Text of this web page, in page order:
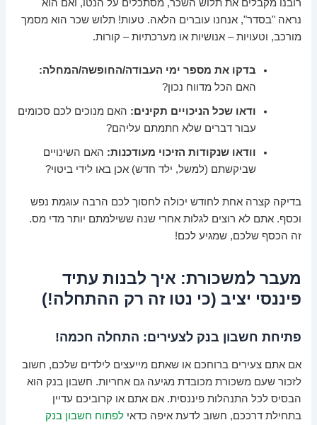
רובנו מקבלים את תלוש השכר, מסתכלים על הנטו, ואם הוא
נראה "בסדר", אנחנו עוברים הלאה. טעות! תלוש שכר הוא מסמך
מורכב, וטעויות – אנושיות או מערכתיות – קורות.
בדקו את מספר ימי העבודה/החופשה/המחלה:
האם הכל מדווח נכון?
ודאו שכל הניכויים תקינים: האם מנוכים לכם סכומים
עבור דברים שלא חתמתם עליהם?
וודאו שנקודות הזיכוי מעודכנות: האם השינויים
שביקשתם (למשל, ילד חדש) אכן באו לידי ביטוי?
בדיקה קצרה אחת לחודש יכולה לחסוך לכם הרבה עוגמת נפש
וכסף. אתם לא רוצים לגלות אחרי שנה ששילמתם יותר מדי מס.
זה הכסף שלכם, שמגיע לכם!
מעבר למשכורת: איך לבנות עתיד
פיננסי יציב (כי נטו זה רק ההתחלה!)
פתיחת חשבון בנק לצעירים: התחלה חכמה!
אם אתם צעירים ברוחכם או שאתם מייעצים לילדים שלכם, חשוב
לזכור שעם משכורת מכובדת מגיעה גם אחריות. חשבון בנק הוא
הבסיס לכל התנהלות פיננסית. אם אתם או קרוביכם עדיין
בתחילת דרככם, חשוב לדעת איפה כדאילפתוח חשבון בנק